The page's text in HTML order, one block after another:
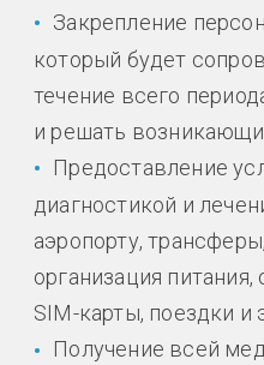
Закрепление
который будет
течение всего
и решать
Предоставление
диагностикой и
аэропорту,
организация
SIM-карты, поездки и
Получение всей